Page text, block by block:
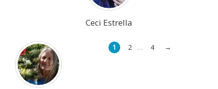
Ceci Estrella
1 2 … 4 →